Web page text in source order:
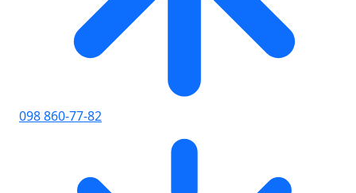
098 860-77-82